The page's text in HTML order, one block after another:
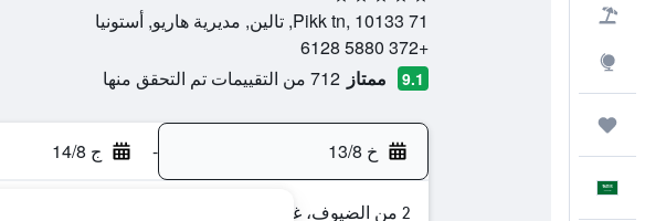
71 Pikk tn, 10133, تالين, مديرية هاريو, أستونيا
+372 5880 6128
9.1 ممتاز 712 من التقييمات تم التحقق منها
خ 13/8 - ج 14/8
2 من الضيوف، غرفة واحدة